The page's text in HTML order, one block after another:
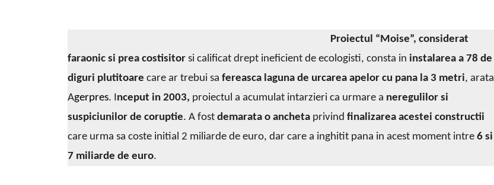
Proiectul “Moise”, considerat
faraonic si prea costisitor si calificat drept ineficient de ecologisti, consta in instalarea a 78 de
diguri plutitoare care ar trebui sa fereasca laguna de urcarea apelor cu pana la 3 metri, arata
Agerpres. Inceput in 2003, proiectul a acumulat intarzieri ca urmare a neregulilor si
suspiciunilor de coruptie. A fost demarata o ancheta privind finalizarea acestei constructii
care urma sa coste initial 2 miliarde de euro, dar care a inghitit pana in acest moment intre 6 si
7 miliarde de euro.